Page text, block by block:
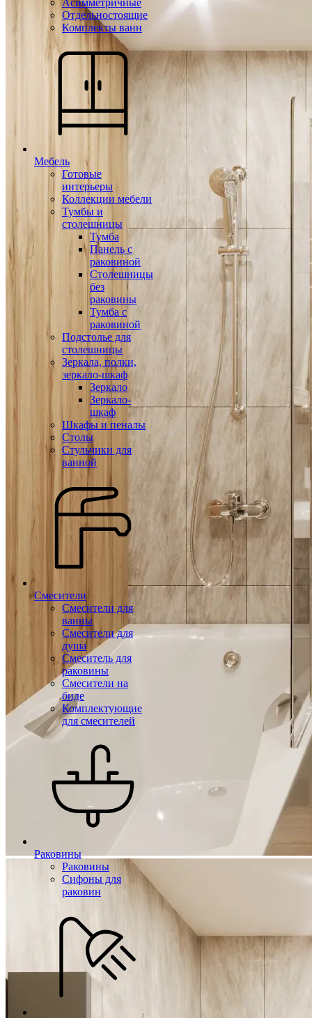
Асимметричные
Отдельностоящие
Комплекты ванн
Мебель
Готовые
интерьеры
Коллекции мебели
Тумбы и
столешницы
Тумба
Панель с
раковиной
Столешницы
без
раковины
Тумба с
раковиной
Подстолье для
столешницы
Зеркала, полки,
зеркало-шкаф
Зеркало
Зеркало-
шкаф
Шкафы и пеналы
Столы
Стульчики для
ванной
Смесители
Смесители для
ванны
Смесители для
душа
Смеситель для
раковины
Смесители на
биде
Комплектующие
для смесителей
Раковины
Раковины
Сифоны для
раковин